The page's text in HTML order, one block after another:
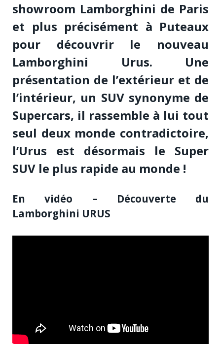
showroom Lamborghini de Paris
et plus précisément à Puteaux
pour découvrir le nouveau
Lamborghini Urus. Une
présentation de l’extérieur et de
l’intérieur, un SUV synonyme de
Supercars, il rassemble à lui tout
seul deux monde contradictoire,
l’Urus est désormais le Super
SUV le plus rapide au monde !
En vidéo – Découverte du
Lamborghini URUS